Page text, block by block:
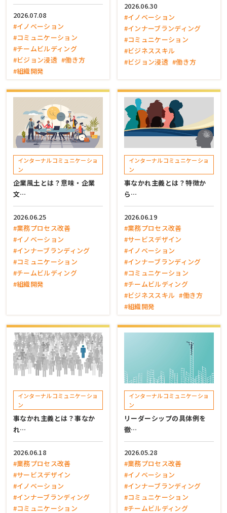
2026.07.08
#イノベーション
#コミュニケーション
#チームビルディング
#ビジョン浸透 #働き方
#組織開発
2026.06.30
#イノベーション
#インナーブランディング
#コミュニケーション
#ビジネススキル
#ビジョン浸透 #働き方
インターナルコミュニケーショ
ン
企業風土とは？意味・企業
文…
2026.06.25
#業務プロセス改善
#イノベーション
#インナーブランディング
#コミュニケーション
#チームビルディング
#組織開発
インターナルコミュニケーショ
ン
事なかれ主義とは？特徴か
ら…
2026.06.19
#業務プロセス改善
#サービスデザイン
#イノベーション
#インナーブランディング
#コミュニケーション
#チームビルディング
#ビジネススキル #働き方
#組織開発
インターナルコミュニケーショ
ン
事なかれ主義とは？事なか
れ…
2026.06.18
#業務プロセス改善
#サービスデザイン
#イノベーション
#インナーブランディング
#コミュニケーション
インターナルコミュニケーショ
ン
リーダーシップの具体例を
徹…
2026.05.28
#業務プロセス改善
#イノベーション
#インナーブランディング
#コミュニケーション
#チームビルディング